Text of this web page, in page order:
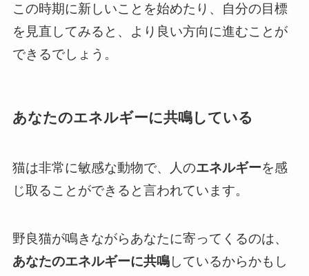
この時期に新しいことを始めたり、自分の目標
を見直してみると、より良い方向に進むことが
できるでしょう。
あなたのエネルギーに共鳴している
猫は非常に敏感な動物で、人のエネルギーを感
じ取ることができると言われています。
野良猫が鳴きながらあなたに寄ってくるのは、
あなたのエネルギーに共鳴しているからかもし